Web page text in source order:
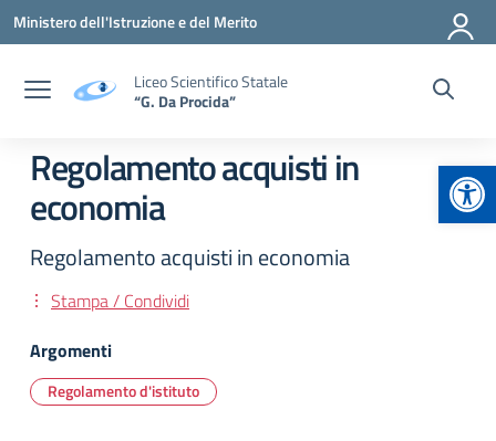
Vai ai contenuti
Vai al menu di navigazione
Vai al footer
Ministero dell'Istruzione e del Merito
Liceo Scientifico Statale
“G. Da Procida”
Regolamento acquisti in
economia
Regolamento acquisti in economia
Stampa / Condividi
Argomenti
Regolamento d'istituto